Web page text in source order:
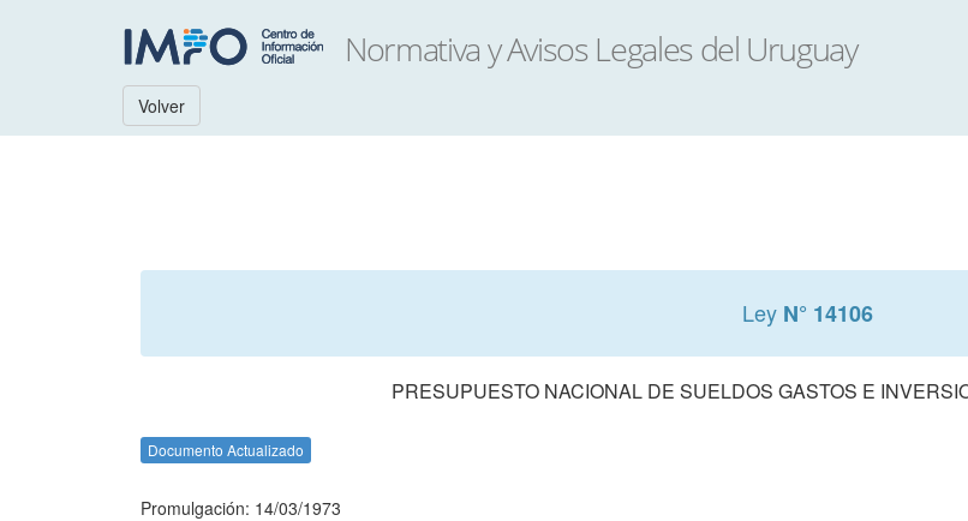
Volver
Ley N° 14106
PRESUPUESTO NACIONAL DE SUELDOS GASTOS E
Documento Actualizado
Promulgación: 14/03/1973